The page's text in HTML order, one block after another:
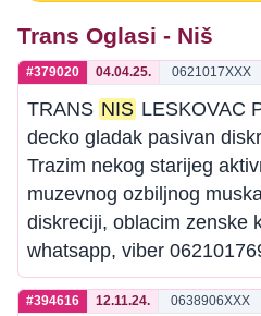
Trans Oglasi - Niš
#379020 04.04.25. 0621017XXX
TRANS NIS LESKOVAC
decko gladak pasivan
Trazim nekog starijeg
muzevnog ozbiljnog
diskreciji, oblacim zenske
whatsapp, viber
#394616 12.11.24. 0638906XXX